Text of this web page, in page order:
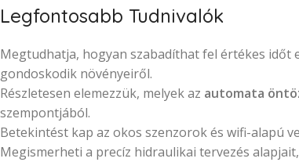
Legfontosabb Tudnivalók
Megtudhatja, hogyan szabadíthat fel értékes időt
gondoskodik növényeiről.
Részletesen elemezzük, melyek az automata
szempontjából.
Betekintést kap az okos szenzorok és wifi-alapú
Megismerheti a precíz hidraulikai tervezés